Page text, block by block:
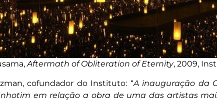
Aftermath of Obliteration of Eternity, 2009,
cofundador do Instituto: “A inauguração da
em relação a obra de uma das artistas